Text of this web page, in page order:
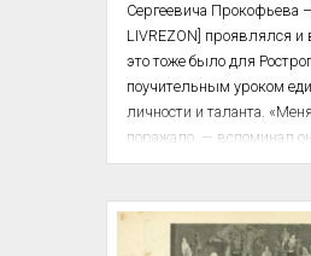
Сергеевича Прокофьева
LIVREZON] проявлялся
это тоже было для
поучительным уроком
личности и таланта.
поражало, — вспоминал
человеческая сущность
отражались в его
аналогии были очевидны: